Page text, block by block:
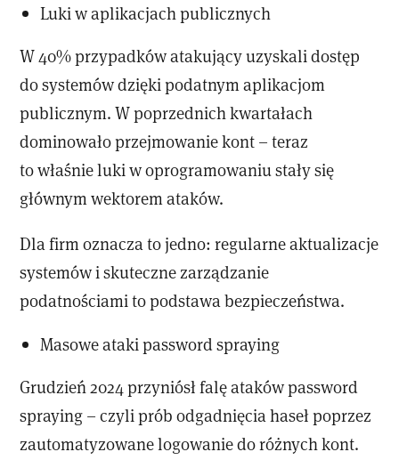
Luki w aplikacjach publicznych
W 40% przypadków atakujący uzyskali dostęp
do systemów dzięki podatnym aplikacjom
publicznym. W poprzednich kwartałach
dominowało przejmowanie kont – teraz
to właśnie luki w oprogramowaniu stały się
głównym wektorem ataków.
Dla firm oznacza to jedno: regularne aktualizacje
systemów i skuteczne zarządzanie
podatnościami to podstawa bezpieczeństwa.
Masowe ataki password spraying
Grudzień 2024 przyniósł falę ataków password
spraying – czyli prób odgadnięcia haseł poprzez
zautomatyzowane logowanie do różnych kont.